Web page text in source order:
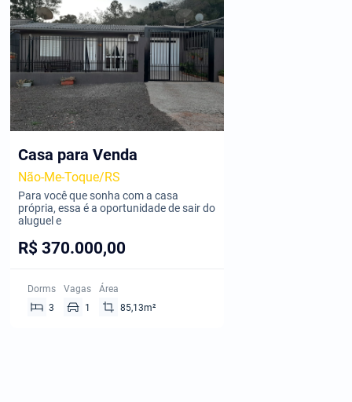
Casa para Venda
Não-Me-Toque/RS
Para você que sonha com a casa
própria, essa é a oportunidade de sair do
aluguel e
R$ 370.000,00
Dorms
3
Vagas
1
Área
85,13m²